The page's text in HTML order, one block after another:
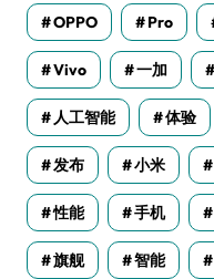
OPPO Pro
Vivo 一加
人工智能 体验
发布 小米
性能 手机
旗舰 智能